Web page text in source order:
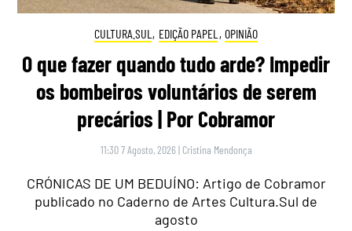
CULTURA.SUL , EDIÇÃO PAPEL , OPINIÃO
O que fazer quando tudo arde? Impedir
os bombeiros voluntários de serem
precários | Por Cobramor
11:30 7 Agosto, 2026 | Cristina Mendonça
CRÓNICAS DE UM BEDUÍNO: Artigo de Cobramor
publicado no Caderno de Artes Cultura.Sul de
agosto